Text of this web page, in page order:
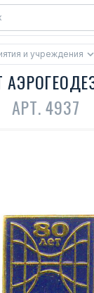
и учреждения
АРТ. 4937